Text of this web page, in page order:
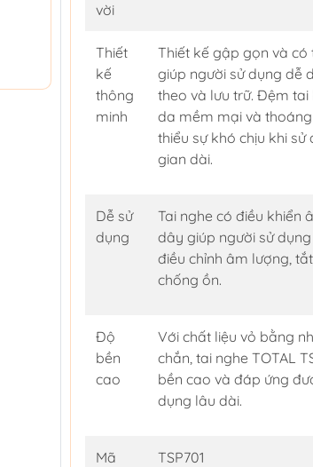
vời
Thiết
kế
thông
minh
Thiết kế gập gọn và có
giúp người sử dụng dễ
theo và lưu trữ. Đệm tai
da mềm mại và
thiểu sự khó chịu khi
gian dài.
Dễ sử
dụng
Tai nghe có điều khiển
dây giúp người sử
điều chỉnh âm lượng,
chống ồn.
Độ
bền
cao
Với chất liệu vỏ bằng
chắn, tai nghe TOTAL
bền cao và đáp ứng
dụng lâu dài.
Mã
TSP701